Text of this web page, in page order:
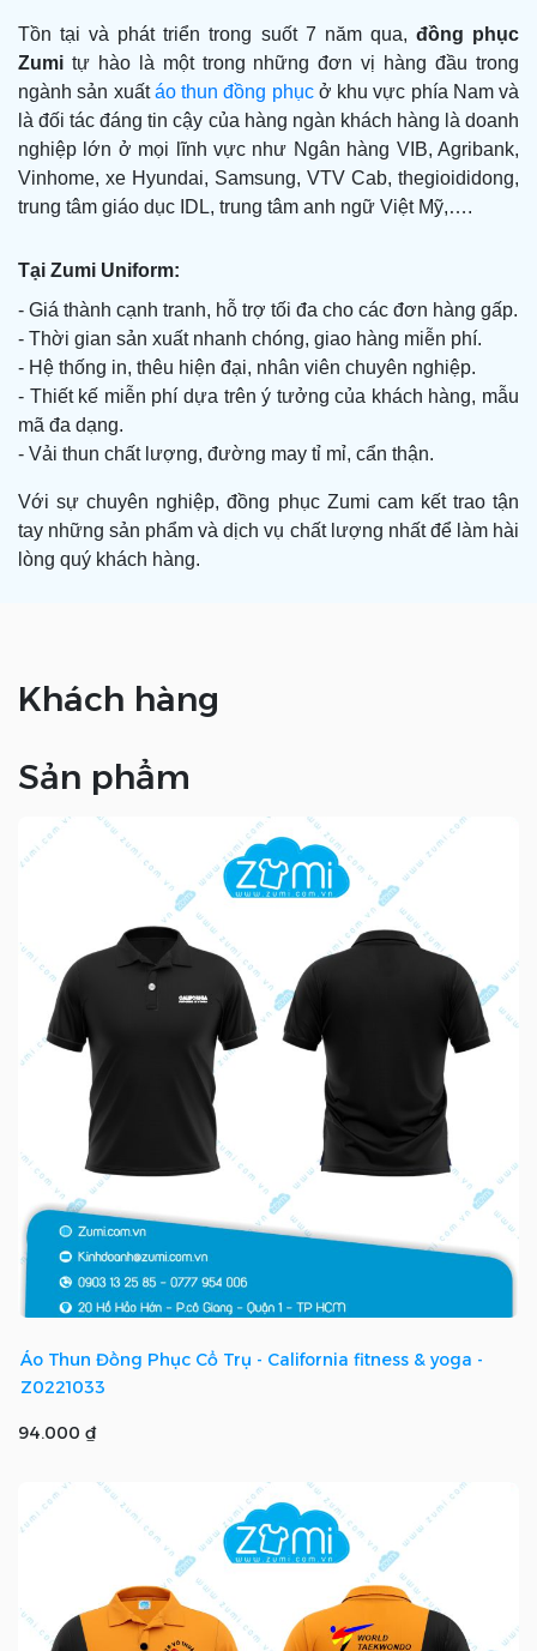
Tồn tại và phát triển trong suốt 7 năm qua, đồng phục
Zumi tự hào là một trong những đơn vị hàng đầu trong
ngành sản xuấtáo thun đồng phụcở khu vực phía Nam và
là đối tác đáng tin cậy của hàng ngàn khách hàng là doanh
nghiệp lớn ở mọi lĩnh vực như Ngân hàng VIB, Agribank,
Vinhome, xe Hyundai, Samsung, VTV Cab, thegioididong,
trung tâm giáo dục IDL, trung tâm anh ngữ Việt Mỹ,….
Tại Zumi Uniform:
- Giá thành cạnh tranh, hỗ trợ tối đa cho các đơn hàng gấp.
- Thời gian sản xuất nhanh chóng, giao hàng miễn phí.
- Hệ thống in, thêu hiện đại, nhân viên chuyên nghiệp.
- Thiết kế miễn phí dựa trên ý tưởng của khách hàng, mẫu
mã đa dạng.
- Vải thun chất lượng, đường may tỉ mỉ, cẩn thận.
Với sự chuyên nghiệp, đồng phục Zumi cam kết trao tận
tay những sản phẩm và dịch vụ chất lượng nhất để làm hài
lòng quý khách hàng.
Khách hàng
Sản phẩm
Áo Thun Đồng Phục Cổ Trụ - California fitness & yoga -
Z0221033
94.000 ₫